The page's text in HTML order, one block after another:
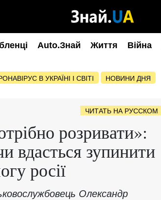
Auto.Знай Життя Війна
В УКРАЇНІ І СВІТІ НОВИНИ ДНЯ
ЧИТАТЬ НА РУССКОМ
розривати»:
вдасться зупинити
росії
Олександр